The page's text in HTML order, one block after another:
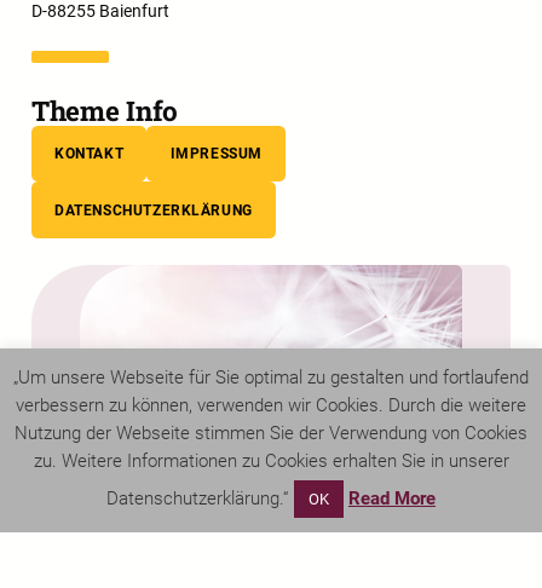
D-88255 Baienfurt
Theme Info
KONTAKT IMPRESSUM
DATENSCHUTZERKLÄRUNG
„Um unsere Webseite für Sie optimal zu gestalten und fortlaufend
verbessern zu können, verwenden wir Cookies. Durch die weitere
Nutzung der Webseite stimmen Sie der Verwendung von Cookies
zu. Weitere Informationen zu Cookies erhalten Sie in unserer
Datenschutzerklärung.“
OK Read More